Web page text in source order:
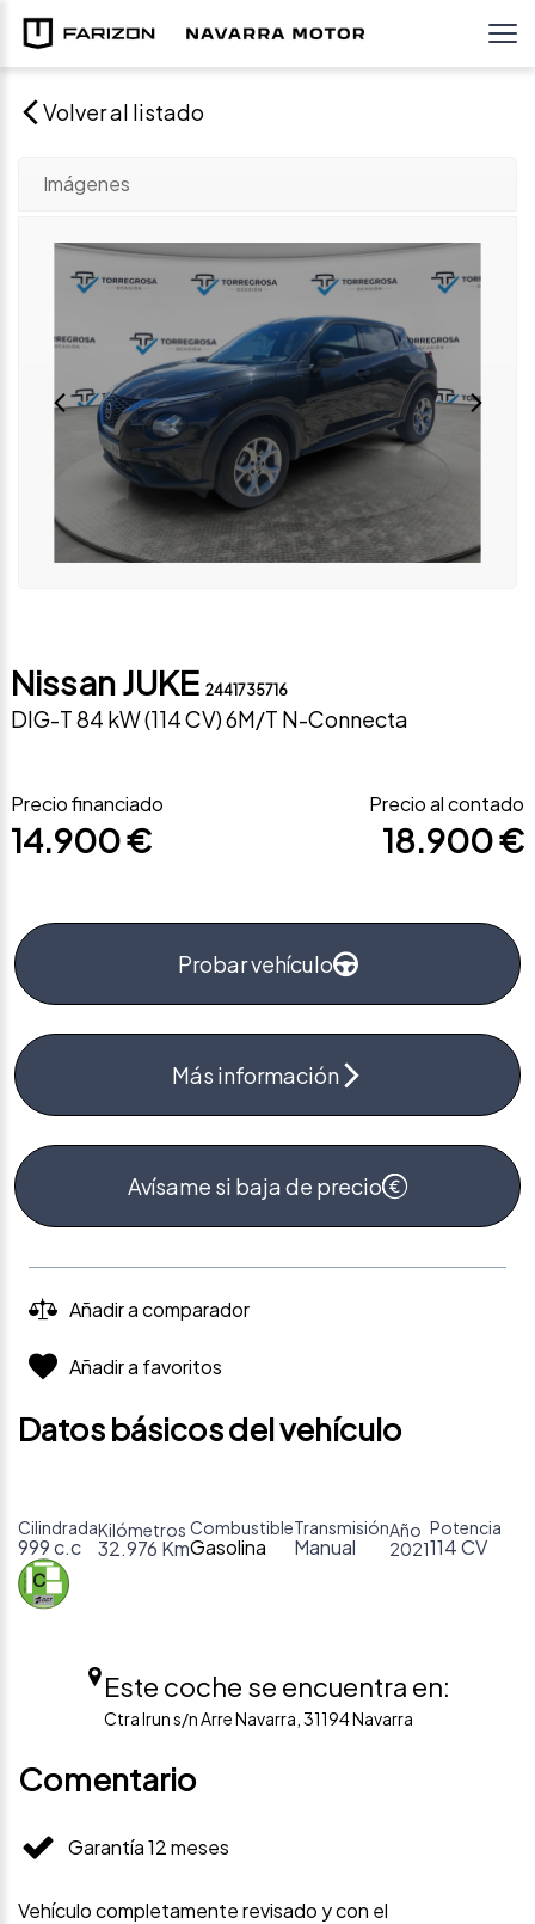
Volver al listado
Imágenes
Nissan JUKE 2441735716
DIG-T 84 kW (114 CV) 6M/T N-Connecta
Precio financiado
14.900 €
Precio al contado
18.900 €
Probar vehículo
Más información
Avísame si baja de precio
Añadir a comparador
Añadir a favoritos
Datos básicos del vehículo
Cilindrada
999 c.c
Kilómetros
32.976 Km
Combustible
Gasolina
Transmisión
Manual
Año
2021
Potencia
114 CV
Este coche se encuentra en:
Ctra Irun s/n Arre Navarra, 31194 Navarra
Comentario
Garantía 12 meses
Vehículo completamente revisado y con el